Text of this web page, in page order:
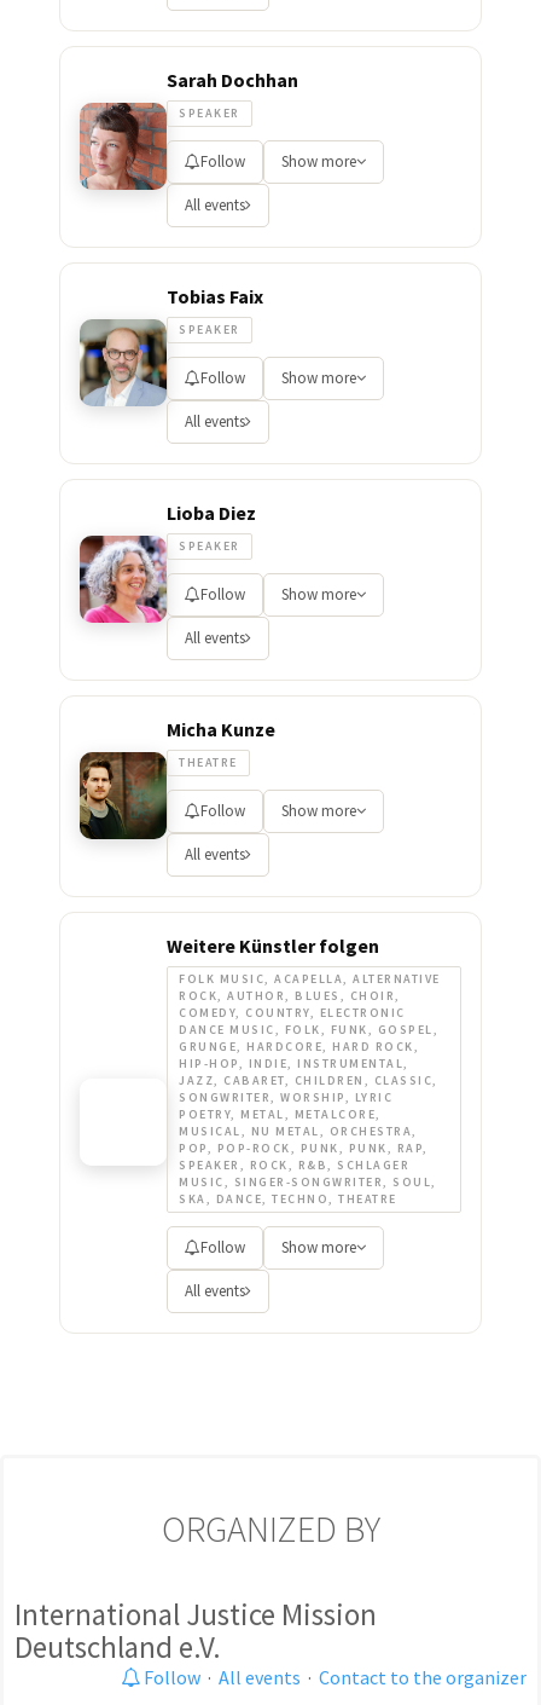
Sarah Dochhan
SPEAKER
Follow Show more
All events
Tobias Faix
SPEAKER
Follow Show more
All events
Lioba Diez
SPEAKER
Follow Show more
All events
Micha Kunze
THEATRE
Follow Show more
All events
Weitere Künstler folgen
FOLK MUSIC, ACAPELLA, ALTERNATIVE
ROCK, AUTHOR, BLUES, CHOIR,
COMEDY, COUNTRY, ELECTRONIC
DANCE MUSIC, FOLK, FUNK, GOSPEL,
GRUNGE, HARDCORE, HARD ROCK,
HIP-HOP, INDIE, INSTRUMENTAL,
JAZZ, CABARET, CHILDREN, CLASSIC,
SONGWRITER, WORSHIP, LYRIC
POETRY, METAL, METALCORE,
MUSICAL, NU METAL, ORCHESTRA,
POP, POP-ROCK, PUNK, PUNK, RAP,
SPEAKER, ROCK, R&B, SCHLAGER
MUSIC, SINGER-SONGWRITER, SOUL,
SKA, DANCE, TECHNO, THEATRE
Follow Show more
All events
ORGANIZED BY
International Justice Mission
Deutschland e.V.
Follow · All events · Contact to the organizer